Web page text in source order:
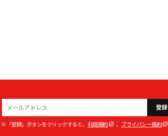
登録
※「登録」ボタンをクリックすると、 利用規約 、 プライバシー規約